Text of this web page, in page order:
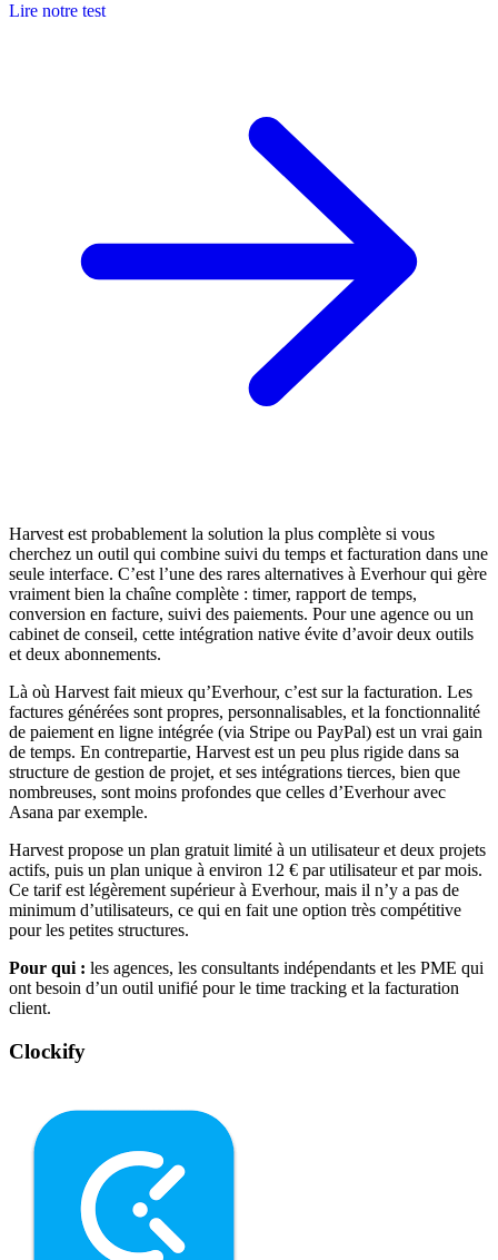
Lire notre test
Harvest est probablement la solution la plus complète si vous
cherchez un outil qui combine suivi du temps et facturation dans une
seule interface. C’est l’une des rares alternatives à Everhour qui gère
vraiment bien la chaîne complète : timer, rapport de temps,
conversion en facture, suivi des paiements. Pour une agence ou un
cabinet de conseil, cette intégration native évite d’avoir deux outils
et deux abonnements.
Là où Harvest fait mieux qu’Everhour, c’est sur la facturation. Les
factures générées sont propres, personnalisables, et la fonctionnalité
de paiement en ligne intégrée (via Stripe ou PayPal) est un vrai gain
de temps. En contrepartie, Harvest est un peu plus rigide dans sa
structure de gestion de projet, et ses intégrations tierces, bien que
nombreuses, sont moins profondes que celles d’Everhour avec
Asana par exemple.
Harvest propose un plan gratuit limité à un utilisateur et deux projets
actifs, puis un plan unique à environ 12 € par utilisateur et par mois.
Ce tarif est légèrement supérieur à Everhour, mais il n’y a pas de
minimum d’utilisateurs, ce qui en fait une option très compétitive
pour les petites structures.
Pour qui : les agences, les consultants indépendants et les PME qui
ont besoin d’un outil unifié pour le time tracking et la facturation
client.
Clockify